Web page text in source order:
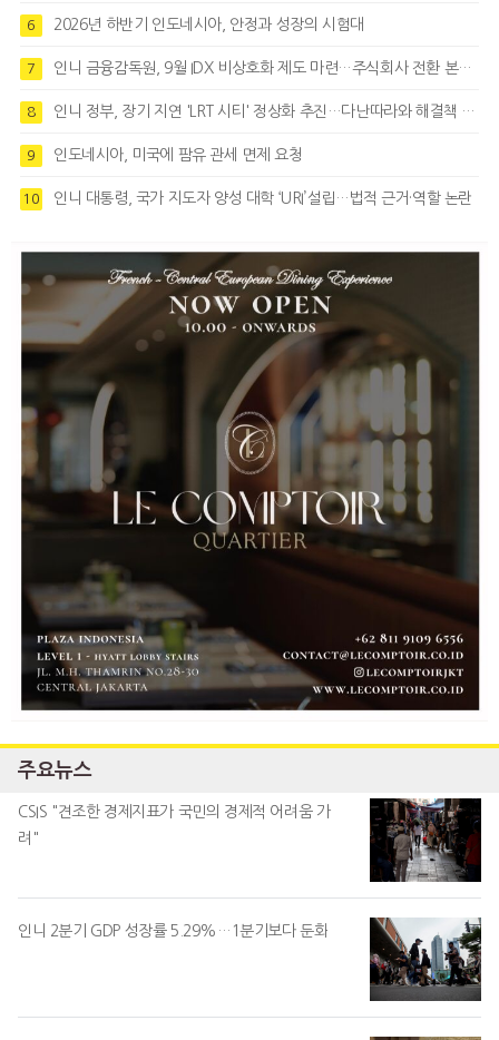
6 2026년 하반기 인도네시아, 안정과 성장의 시험대
7 인니 금융감독원, 9월 IDX 비상호화 제도 마련…주식회사 전환 본격화
8 인니 정부, 장기 지연 'LRT 시티' 정상화 추진…다난따라와 해결책 모색
9 인도네시아, 미국에 팜유 관세 면제 요청
10 인니 대통령, 국가 지도자 양성 대학 ‘URI’설립…법적 근거·역할 논란
주요뉴스
CSIS "견조한 경제지표가 국민의 경제적 어려움 가
려"
인니 2분기 GDP 성장률 5.29%…1분기보다 둔화